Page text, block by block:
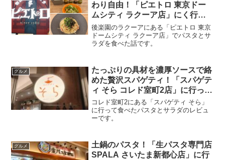
わり自由！「ピエトロ 東京ドー
ムシティ ラクーア店」にく行っ
てきた話
後楽園のラクーアにある「ピエトロ 東京
ドームシティ ラクーア店」でパスタとサ
ラダを食べた話です。
グルメ
たっぷりの具材を濃厚ソースで絡
めた贅沢スパゲティ！「スパゲテ
ィ そら コレド室町2店」に行って
きた話
コレド室町2にある「スパゲティ そら」
に行って食べたパスタとサラダのレビュ
ーです。
グルメ
土鍋のパスタ！「生パスタ専門店
SPALA さいたま新都心店」に行